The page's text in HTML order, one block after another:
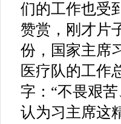
们的工作也受
赞赏，刚才片
份，国家主席
医疗队的工作
字：“不畏艰
认为习主席这